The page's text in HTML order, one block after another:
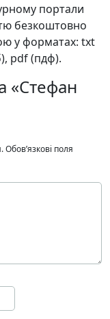
портали
безкоштовно
у форматах: txt
pdf (пдф).
«Стефан
Обов’язкові поля